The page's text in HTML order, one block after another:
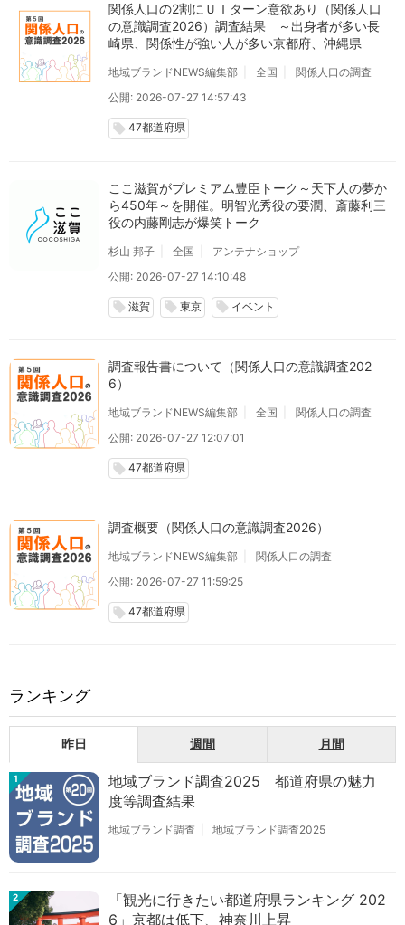
関係人口の2割にＵＩターン意欲あり（関係人口
の意識調査2026）調査結果 ～出身者が多い長
崎県、関係性が強い人が多い京都府、沖縄県
地域ブランドNEWS編集部 全国
関係人口の調査
公開: 2026-07-27 14:57:43
local_offer 47都道府県
ここ滋賀がプレミアム豊臣トーク～天下人の夢か
ら450年～を開催。明智光秀役の要潤、斎藤利三
役の内藤剛志が爆笑トーク
杉山 邦子 全国
アンテナショップ
公開: 2026-07-27 14:10:48
local_offer 滋賀 local_offer 東京 local_offer イベント
調査報告書について（関係人口の意識調査202
6）
地域ブランドNEWS編集部 全国
関係人口の調査
公開: 2026-07-27 12:07:01
local_offer 47都道府県
調査概要（関係人口の意識調査2026）
地域ブランドNEWS編集部
関係人口の調査
公開: 2026-07-27 11:59:25
local_offer 47都道府県
ランキング
昨日 週間 月間
1
地域ブランド調査2025 都道府県の魅力
度等調査結果
地域ブランド調査 地域ブランド調査2025
2
「観光に行きたい都道府県ランキング 202
6」京都は低下、神奈川上昇